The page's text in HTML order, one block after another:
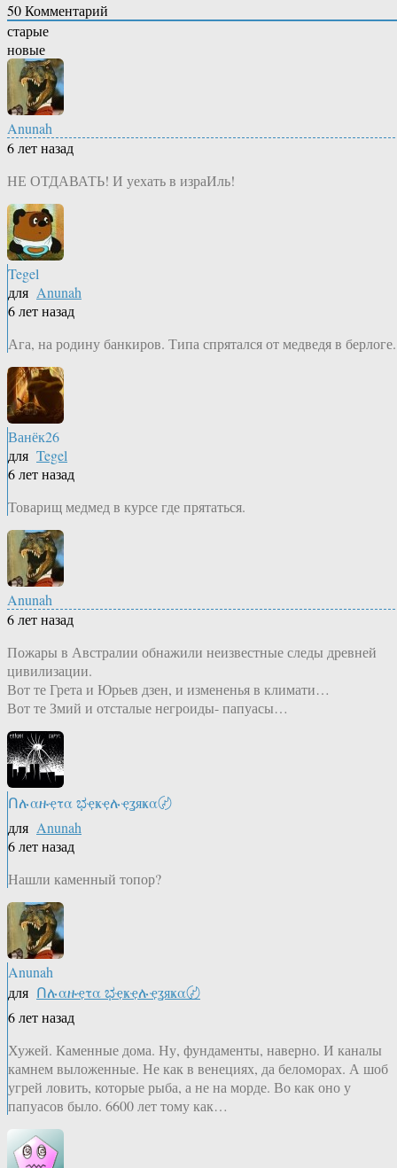
50Комментарий
старые
новые
Anunah
6 лет назад
НЕ ОТДАВАТЬ! И уехать в израИль!
Tegel
для Anunah
6 лет назад
Ага, на родину банкиров. Типа спрятался от медведя в берлоге.
Ванёк26
для Tegel
6 лет назад
Товарищ медмед в курсе где прятаться.
Anunah
6 лет назад
Пожары в Австралии обнажили неизвестные следы древней
цивилизации.
Вот те Грета и Юрьев дзен, и измененья в климати…
Вот те Змий и отсталые негроиды- папуасы…
Ոሉαዙҿτα ಭҿҝҿሉҿʓяҝα〄
для Anunah
6 лет назад
Нашли каменный топор?
Anunah
для Ոሉαዙҿτα ಭҿҝҿሉҿʓяҝα〄
6 лет назад
Хужей. Каменные дома. Ну, фундаменты, наверно. И каналы
камнем выложенные. Не как в венециях, да беломорах. А шоб
угрей ловить, которые рыба, а не на морде. Во как оно у
папуасов было. 6600 лет тому как…